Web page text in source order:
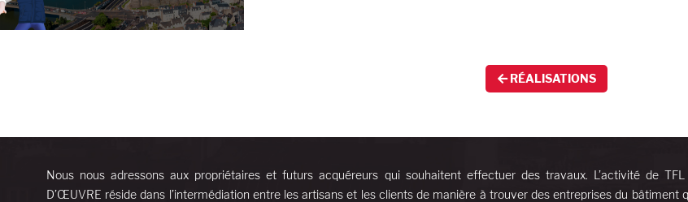
RÉALISATIONS
Nous nous adressons aux propriétaires et futurs acquéreurs qui souhaitent effectuer des travaux. L’activité de TFL
D’ŒUVRE réside dans l’intermédiation entre les artisans et les clients de manière à trouver des entreprises du bâtiment